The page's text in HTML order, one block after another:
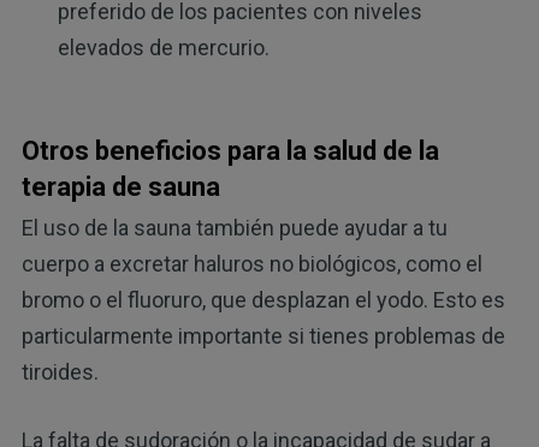
preferido de los pacientes con niveles
elevados de mercurio.
Otros beneficios para la salud de la
terapia de sauna
El uso de la sauna también puede ayudar a tu
cuerpo a excretar haluros no biológicos, como el
bromo o el fluoruro, que desplazan el yodo. Esto es
particularmente importante si tienes problemas de
tiroides.
La falta de sudoración o la incapacidad de sudar a